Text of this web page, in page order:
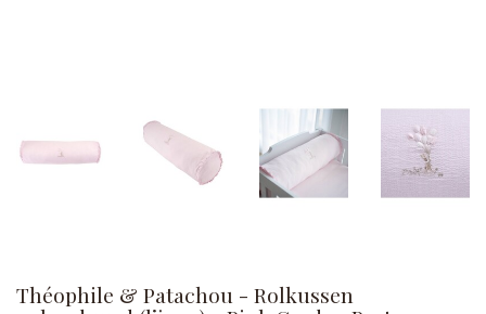
Théophile & Patachou - Rolkussen